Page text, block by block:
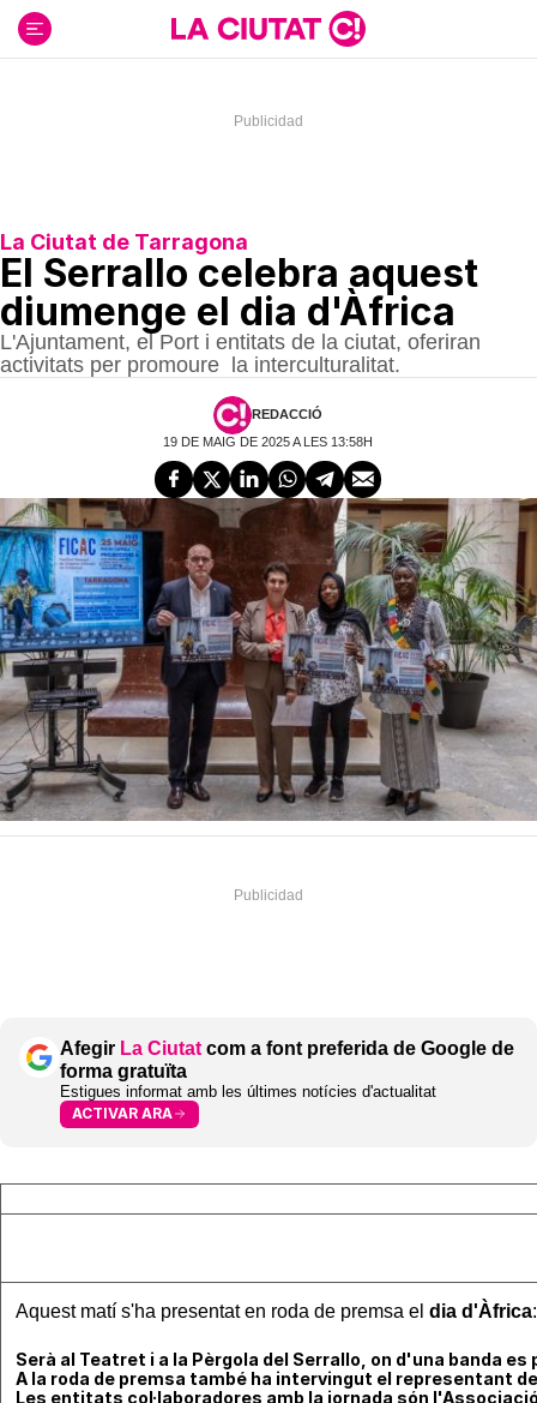
contenido
La Ciutat de Tarragona
El Serrallo celebra aquest
diumenge el dia d'Àfrica
L'Ajuntament, el Port i entitats de la ciutat, oferiran
activitats per promoure la interculturalitat.
REDACCIÓ
19 DE MAIG DE 2025 A LES 13:58H
Afegir La Ciutat com a font preferida de Google de
forma gratuïta
Estigues informat amb les últimes notícies d'actualitat
ACTIVAR ARA
Aquest matí s'ha presentat en roda de premsa el dia d'Àfrica
Serà al Teatret i a la Pèrgola del Serrallo, on d'una banda
A la roda de premsa també ha intervingut el representant
Les entitats col·laboradores amb la jornada són